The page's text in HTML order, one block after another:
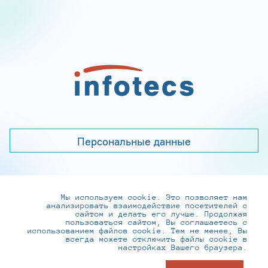
Персональные данные
+7 (495) 737-6192, 8-800-250-0-260
practice@infotecs.ru,hr@infotecs.ru
127273, г. Москва, Отрадная ул., 2Б строение 1
Мы используем cookie. Это позволяет нам
анализировать взаимодействие посетителей с
сайтом и делать его лучше. Продолжая
пользоваться сайтом, Вы соглашаетесь с
использованием файлов cookie. Тем не менее, Вы
всегда можете отключить файлы cookie в
настройках Вашего браузера.